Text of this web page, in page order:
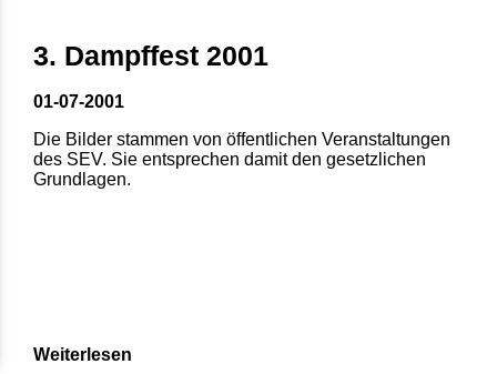
3. Dampffest 2001
01-07-2001
Die Bilder stammen von öffentlichen Veranstaltungen
des SEV. Sie entsprechen damit den gesetzlichen
Grundlagen.
Weiterlesen